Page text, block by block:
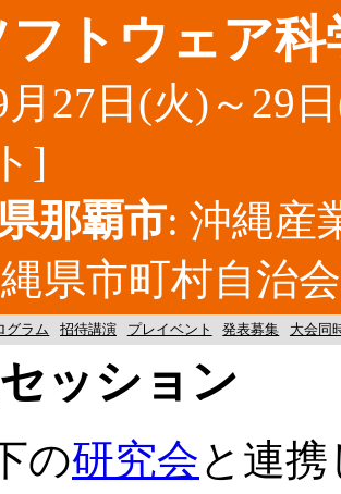
フトウェア
月27日(火)～29
]
那覇市: 沖縄産
県市町村自治
グラム 招待講演 プレイベント 発表募集 大会同
ッション
の研究会と連